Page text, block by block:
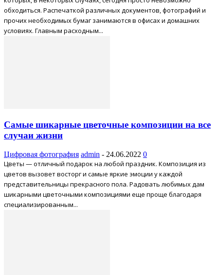
обходиться. Распечаткой различных документов, фотографий и
прочих необходимых бумаг занимаются в офисах и домашних
условиях. Главным расходным...
Самые шикарные цветочные композиции на все
случаи жизни
Цифровая фотография admin - 24.06.2022 0
Цветы — отличный подарок на любой праздник. Композиция из
цветов вызовет восторг и самые яркие эмоции у каждой
представительницы прекрасного пола. Радовать любимых дам
шикарными цветочными композициями еще проще благодаря
специализированным...